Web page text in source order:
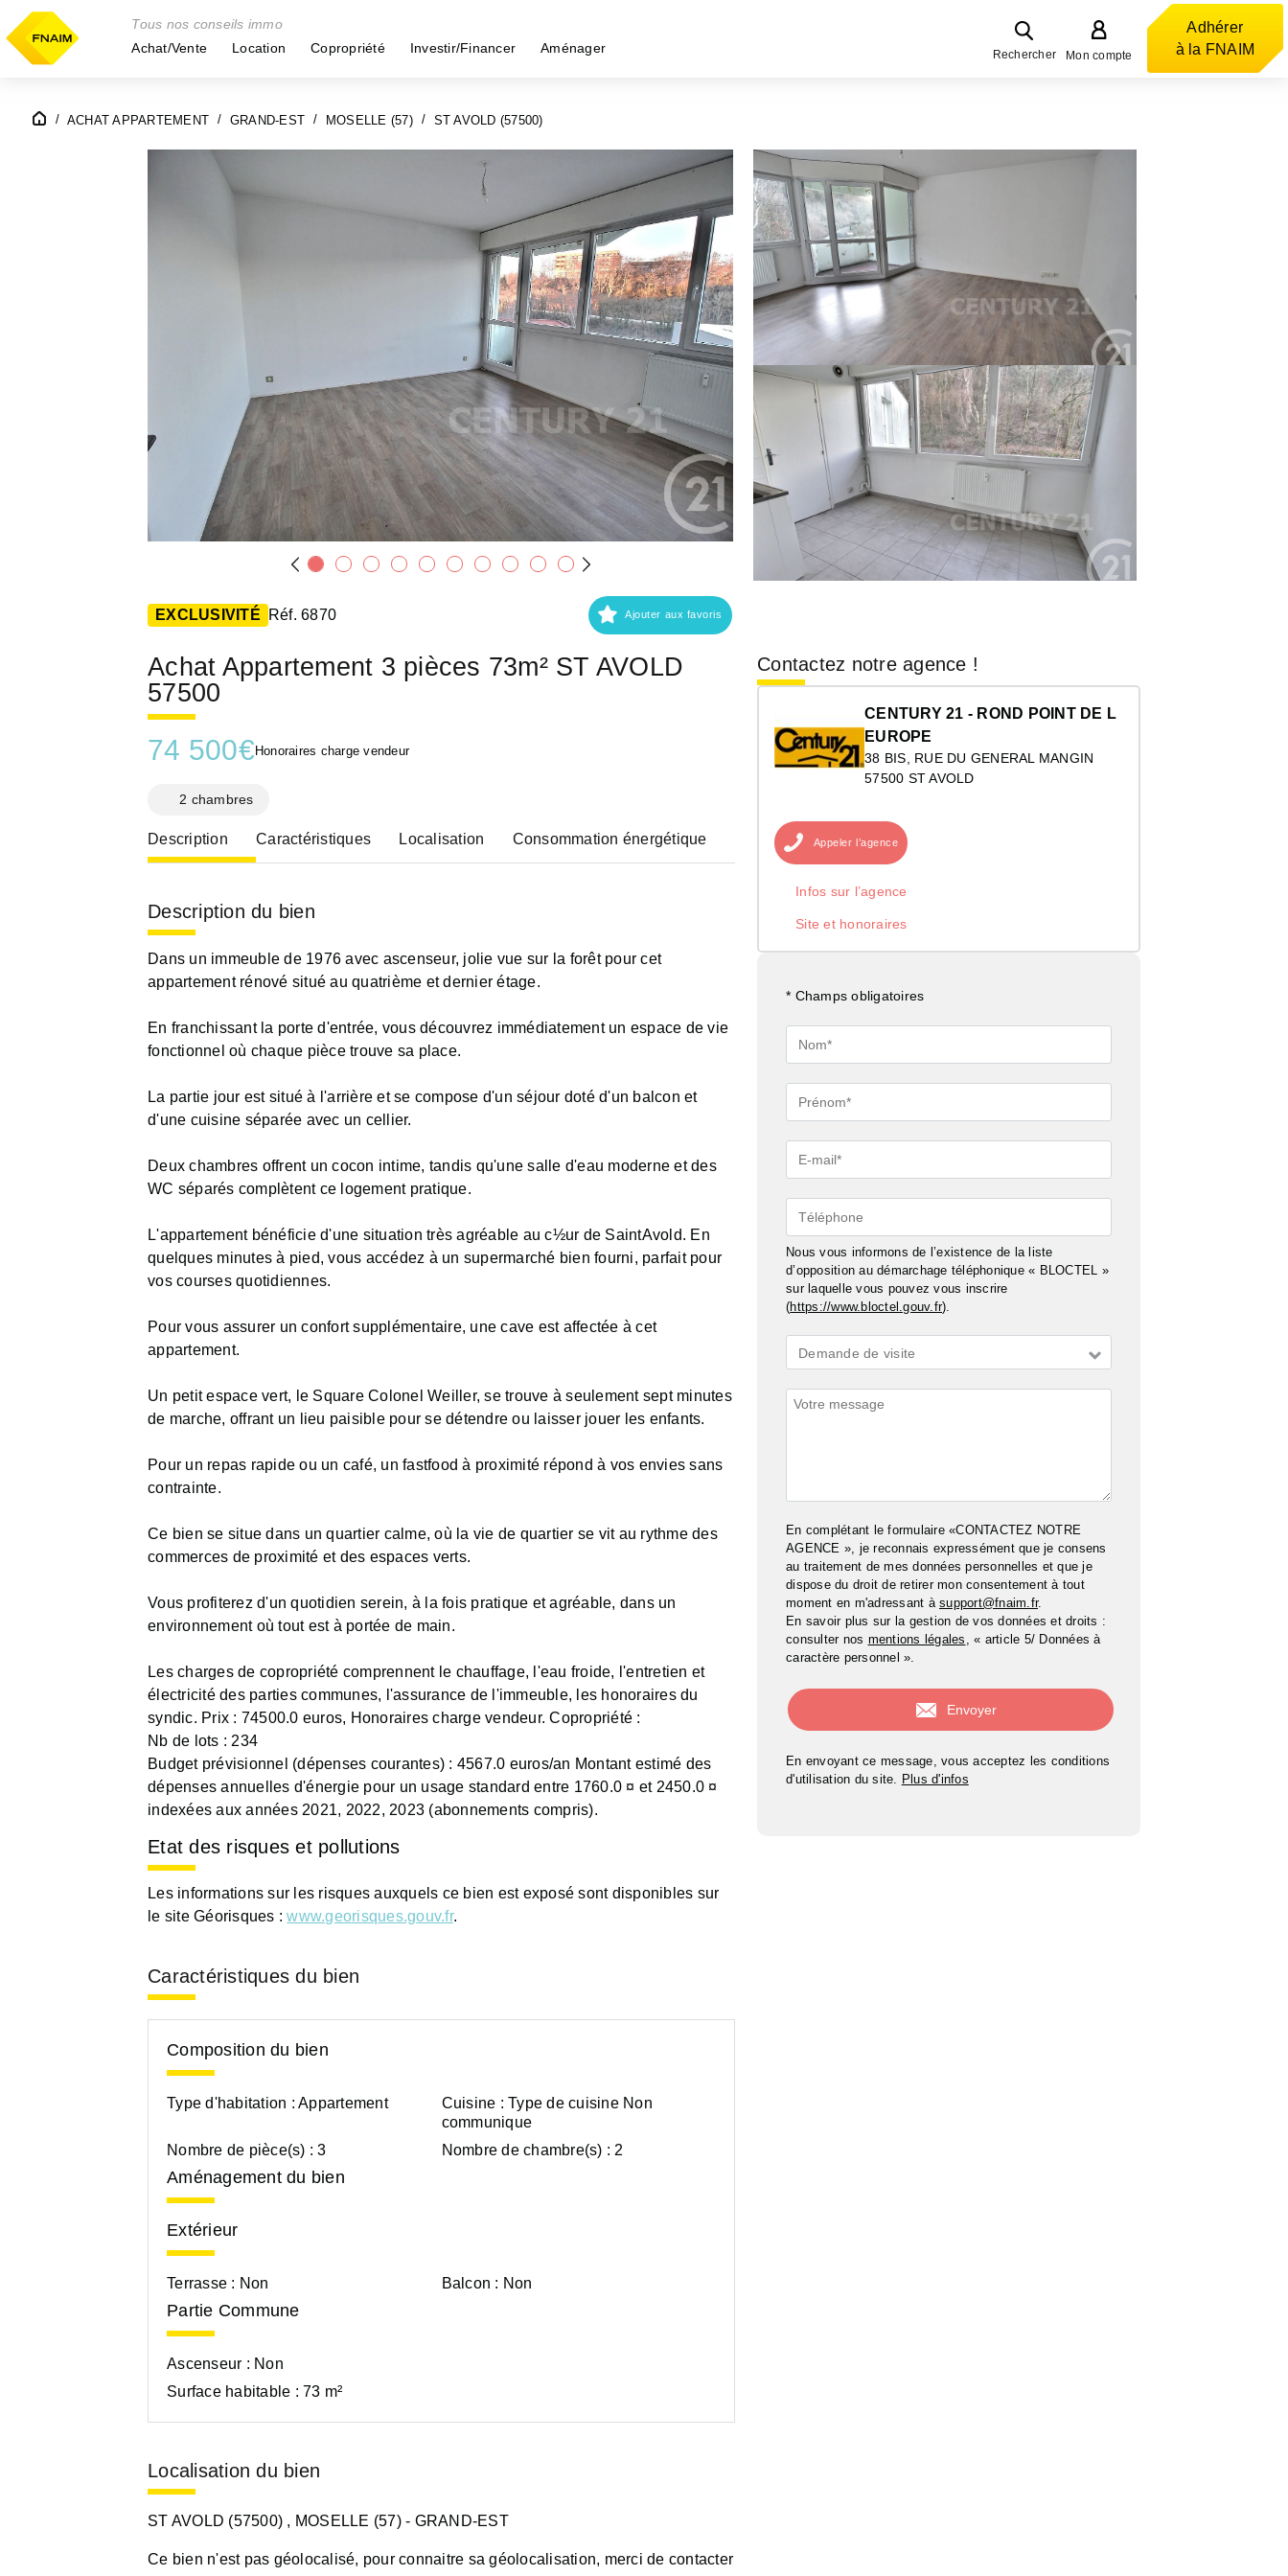
Tous nos conseils immo
Achat/Vente
Location Copropriété Investir/Financer Aménager Rechercher Mon compte
Adhérer
à la FNAIM
ACHAT APPARTEMENT GRAND-EST MOSELLE (57) ST AVOLD (57500)
EXCLUSIVITÉ Réf. 6870 Ajouter aux favoris
Achat Appartement 3 pièces 73m² ST AVOLD
57500
74 500€ Honoraires charge vendeur
2 chambres
Description Caractéristiques Localisation Consommation énergétique
Description du bien
Dans un immeuble de 1976 avec ascenseur, jolie vue sur la forêt pour cet
appartement rénové situé au quatrième et dernier étage.
En franchissant la porte d'entrée, vous découvrez immédiatement un espace de vie
fonctionnel où chaque pièce trouve sa place.
La partie jour est situé à l'arrière et se compose d'un séjour doté d'un balcon et
d'une cuisine séparée avec un cellier.
Deux chambres offrent un cocon intime, tandis qu'une salle d'eau moderne et des
WC séparés complètent ce logement pratique.
L'appartement bénéficie d'une situation très agréable au c½ur de SaintAvold. En
quelques minutes à pied, vous accédez à un supermarché bien fourni, parfait pour
vos courses quotidiennes.
Pour vous assurer un confort supplémentaire, une cave est affectée à cet
appartement.
Un petit espace vert, le Square Colonel Weiller, se trouve à seulement sept minutes
de marche, offrant un lieu paisible pour se détendre ou laisser jouer les enfants.
Pour un repas rapide ou un café, un fastfood à proximité répond à vos envies sans
contrainte.
Ce bien se situe dans un quartier calme, où la vie de quartier se vit au rythme des
commerces de proximité et des espaces verts.
Vous profiterez d'un quotidien serein, à la fois pratique et agréable, dans un
environnement où tout est à portée de main.
Les charges de copropriété comprennent le chauffage, l'eau froide, l'entretien et
électricité des parties communes, l'assurance de l'immeuble, les honoraires du
syndic. Prix : 74500.0 euros, Honoraires charge vendeur. Copropriété :
Nb de lots : 234
Budget prévisionnel (dépenses courantes) : 4567.0 euros/an Montant estimé des
dépenses annuelles d'énergie pour un usage standard entre 1760.0 ¤ et 2450.0 ¤
indexées aux années 2021, 2022, 2023 (abonnements compris).
Etat des risques et pollutions
Les informations sur les risques auxquels ce bien est exposé sont disponibles sur
le site Géorisques :www.georisques.gouv.fr.
Caractéristiques du bien
Composition du bien
Type d'habitation : Appartement Cuisine : Type de cuisine Non
communique
Nombre de pièce(s) :3 Nombre de chambre(s) : 2
Aménagement du bien
Extérieur
Terrasse : Non Balcon : Non
Partie Commune
Ascenseur : Non
Surface habitable : 73 m²
Localisation du bien
ST AVOLD (57500) , MOSELLE (57) - GRAND-EST
Ce bien n'est pas géolocalisé, pour connaitre sa géolocalisation, merci de contacter
Contactez notre agence !
CENTURY 21 - ROND POINT DE L
EUROPE
38 BIS, RUE DU GENERAL MANGIN
57500 ST AVOLD
Appeler l’agence
Infos sur l’agence
Site et honoraires
* Champs obligatoires
Nom*
Prénom*
E-
mail*
Téléphone
Nous vous informons de l’existence de la liste
d’opposition au démarchage téléphonique « BLOCTEL »
sur laquelle vous pouvez vous inscrire
(https://www.bloctel.gouv.fr).
Demande
*
Demande de visite
Commentaires
En complétant le formulaire «CONTACTEZ NOTRE
AGENCE », je reconnais expressément que je consens
au traitement de mes données personnelles et que je
dispose du droit de retirer mon consentement à tout
moment en m'adressant à support@fnaim.fr.
En savoir plus sur la gestion de vos données et droits :
consulter nos mentions légales , « article 5/ Données à
caractère personnel ».
En envoyant ce message, vous acceptez les conditions
d'utilisation du site.
Plus d'infos